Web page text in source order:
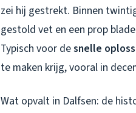
zei hij gestrekt. Binnen
gestold vet en een prop
Typisch voor desnelle
te maken krijg, vooral in
Wat opvalt in Dalfsen: de